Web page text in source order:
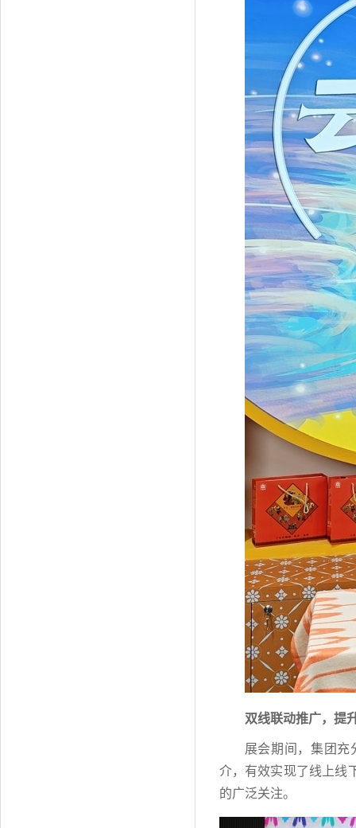
双线联动推广，提
展会期间，集团充
介，有效实现了线上线
的广泛关注。